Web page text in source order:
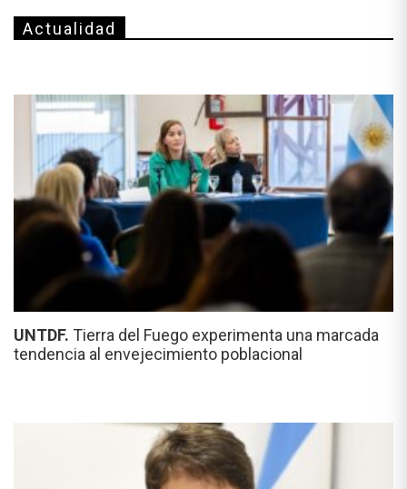
Actualidad
UNTDF. Tierra del Fuego experimenta una marcada
tendencia al envejecimiento poblacional